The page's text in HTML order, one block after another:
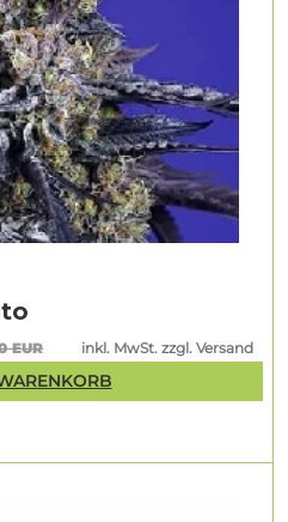
EUR inkl. MwSt. zzgl. Versand